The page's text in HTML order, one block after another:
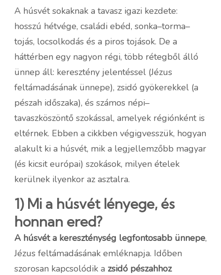
A húsvét sokaknak a tavasz igazi kezdete:
hosszú hétvége, családi ebéd, sonka–torma–
tojás, locsolkodás és a piros tojások. De a
háttérben egy nagyon régi, több rétegből álló
ünnep áll: keresztény jelentéssel (Jézus
feltámadásának ünnepe), zsidó gyökerekkel (a
pészah időszaka), és számos népi–
tavaszköszöntő szokással, amelyek régiónként is
eltérnek. Ebben a cikkben végigvesszük, hogyan
alakult ki a húsvét, mik a legjellemzőbb magyar
(és kicsit európai) szokások, milyen ételek
kerülnek ilyenkor az asztalra.
1) Mi a húsvét lényege, és
honnan ered?
A húsvét a kereszténység legfontosabb ünnepe,
Jézus feltámadásának emléknapja. Időben
szorosan kapcsolódik a zsidó pészahhoz